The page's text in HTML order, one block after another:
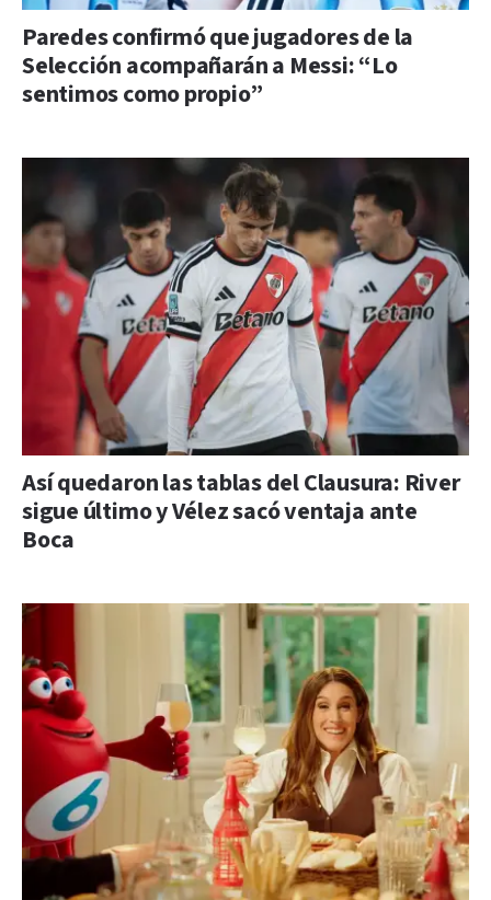
Paredes confirmó que jugadores de la
Selección acompañarán a Messi: “Lo
sentimos como propio”
Así quedaron las tablas del Clausura: River
sigue último y Vélez sacó ventaja ante
Boca